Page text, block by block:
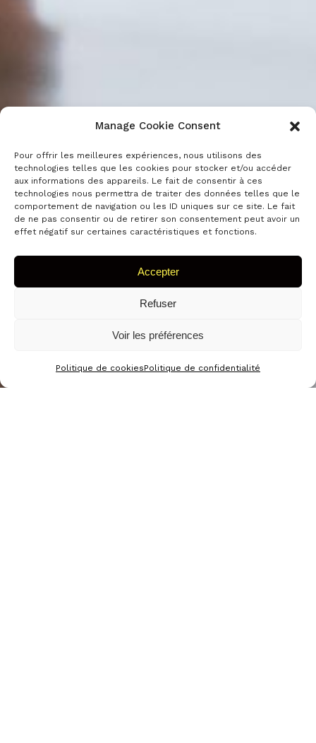
Manage Cookie Consent
Pour offrir les meilleures expériences, nous utilisons des
technologies telles que les cookies pour stocker et/ou accéder
aux informations des appareils. Le fait de consentir à ces
technologies nous permettra de traiter des données telles que le
comportement de navigation ou les ID uniques sur ce site. Le fait
de ne pas consentir ou de retirer son consentement peut avoir un
effet négatif sur certaines caractéristiques et fonctions.
Accepter
Refuser
Voir les préférences
Politique de cookiesPolitique de confidentialité